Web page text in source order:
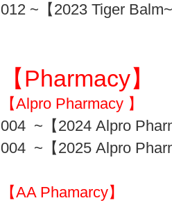
012 ~【2023 Tiger
【Pharmacy】
【Alpro Pharmacy 】
004 ~【2024 Alpro
004 ~【2025 Alpro
【AA Phamarcy】